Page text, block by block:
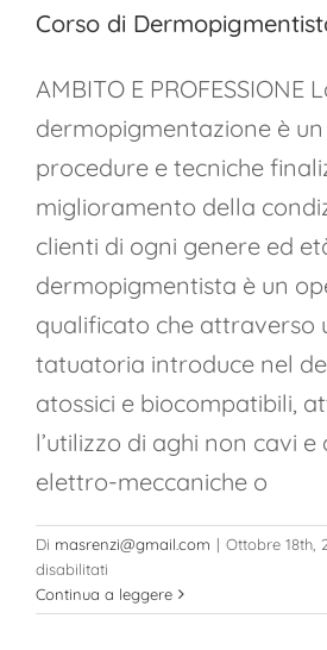
Corso di
AMBITO E PROFESSIONE
dermopigmentazione è
procedure e tecniche
miglioramento della
clienti di ogni genere ed
dermopigmentista è un
qualificato che attraverso
tatuatoria introduce nel
atossici e biocompatibili,
l’utilizzo di aghi non cavi
elettro-meccaniche o
Di masrenzi@gmail.com | Ottobre 18th,
disabilitati
Corso
di
Continua a leggere